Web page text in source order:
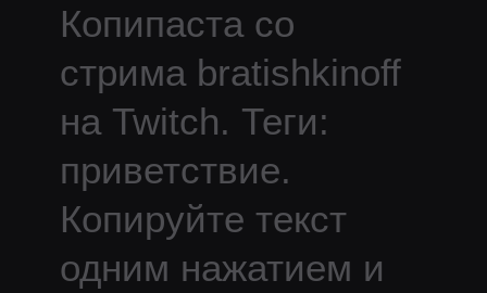
Копипаста со
стрима bratishkinoff
на Twitch. Теги:
приветствие.
Копируйте текст
одним нажатием и